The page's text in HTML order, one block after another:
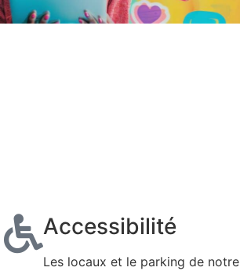
Accessibilité
Les locaux et le parking de notre